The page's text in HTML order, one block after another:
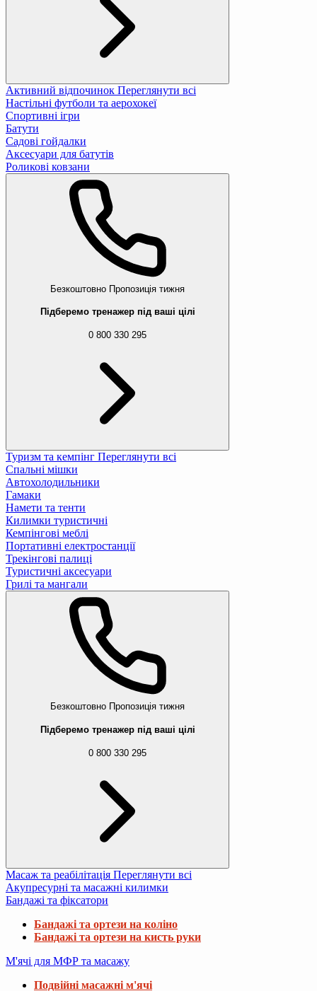
Активний відпочинок Переглянути всі
Настільні футболи та аерохокеї
Спортивні ігри
Батути
Садові гойдалки
Аксесуари для батутів
Роликові ковзани
Безкоштовно Пропозиція тижня
Підберемо тренажер під ваші цілі
0 800 330 295
Туризм та кемпінг Переглянути всі
Спальні мішки
Автохолодильники
Гамаки
Намети та тенти
Килимки туристичні
Кемпінгові меблі
Портативні електростанції
Трекінгові палиці
Туристичні аксесуари
Грилі та мангали
Безкоштовно Пропозиція тижня
Підберемо тренажер під ваші цілі
0 800 330 295
Масаж та реабілітація Переглянути всі
Акупресурні та масажні килимки
Бандажі та фіксатори
Бандажі та ортези на коліно
Бандажі та ортези на кисть руки
М'ячі для МФР та масажу
Подвійні масажні м'ячі